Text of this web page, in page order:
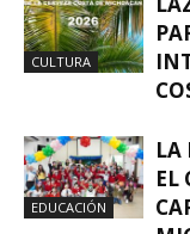
CULTURA
EDUCACIÓN
LA
EL